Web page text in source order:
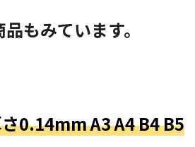
もみています。
0.14mm A3 A4 B4 B5